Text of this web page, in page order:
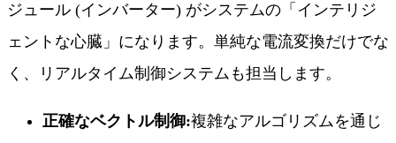
ジュール (インバーター) がシステムの「インテリジ
ェントな心臓」になります。単純な電流変換だけでな
く、リアルタイム制御システムも担当します。
正確なベクトル制御:複雑なアルゴリズムを通じ